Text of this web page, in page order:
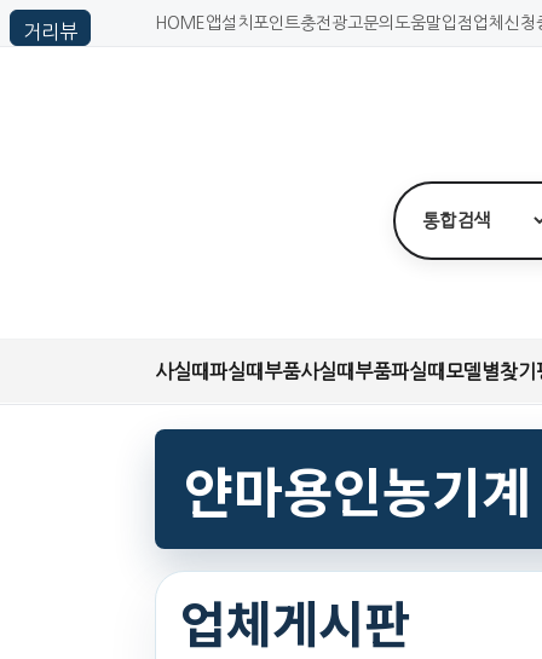
HOME 앱설치 포인트충전 광고문의 도움말입점업체신청
사실때파실때 부품사실때 부품파실때 모델별찾기
얀마용인농기계
업체게시판